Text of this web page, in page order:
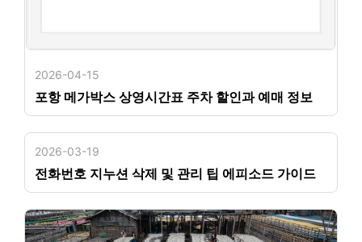
2026-04-15
포항 메가박스 상영시간표 주차 할인과 예매 정보
2026-03-19
전화번호 지누션 삭제 및 관리 팁 에피소드 가이드